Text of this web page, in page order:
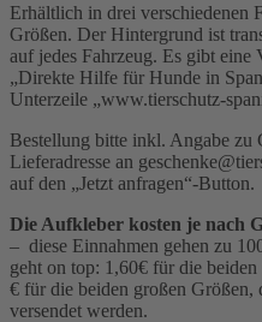
Erhältlich in drei verschiedenen
Größen. Der Hintergrund ist
auf jedes Fahrzeug. Es gibt
„Direkte Hilfe für Hunde in
Unterzeile „www.tierschutz-
Bestellung bitte inkl. Angabe zu
Lieferadresse an
auf den „Jetzt anfragen“-Button.
Die Aufkleber kosten je nach
– diese Einnahmen gehen zu
geht on top: 1,60€ für die
€ für die beiden großen Größen,
versendet werden.